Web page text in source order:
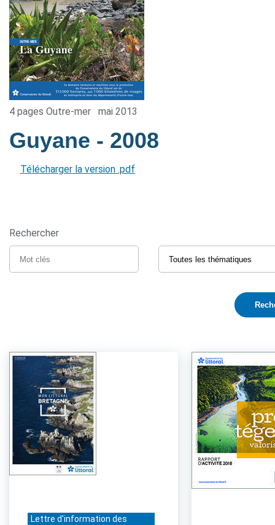
4 pages Outre-mer mai 2013
Guyane - 2008
Télécharger la version .pdf
Rechercher
Lettre d'information des